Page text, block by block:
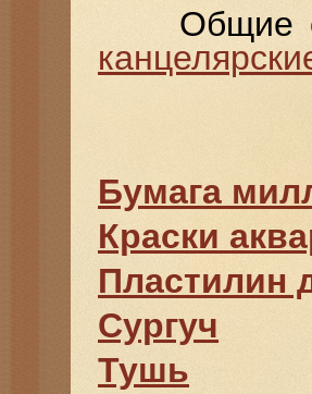
Общие
Бумага
Краски
Пластилин
Сургуч
Тушь